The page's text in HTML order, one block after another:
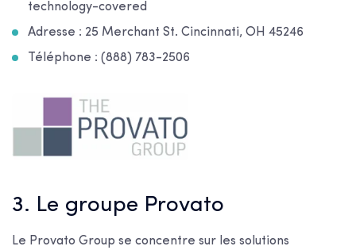
technology-covered
Adresse : 25 Merchant St. Cincinnati, OH 45246
Téléphone : (888) 783-2506
3. Le groupe Provato
Le Provato Group se concentre sur les solutions